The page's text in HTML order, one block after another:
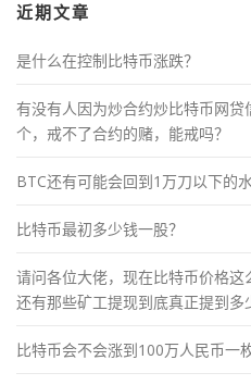
近期文章
是什么在控制比特币涨跌？
有没有人因为炒合约炒比特币网
个，戒不了合约的赌，能戒吗？
BTC还有可能会回到1万刀以下的
比特币最初多少钱一股？
请问各位大佬，现在比特币价格这
还有那些矿工提现到底真正提到多
比特币会不会涨到100万人民币一